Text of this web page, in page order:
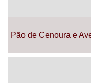
Pão de Cenoura e